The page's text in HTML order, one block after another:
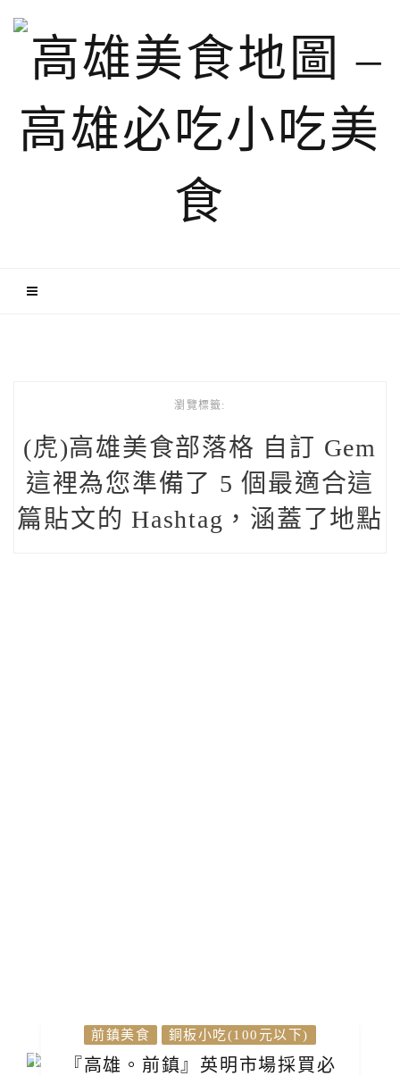
瀏覽標籤:
(虎)高雄美食部落格 自訂 Gem
這裡為您準備了 5 個最適合這
篇貼文的 Hashtag，涵蓋了地點
前鎮美食 銅板小吃(100元以下)
『高雄。前鎮』英明市場採買必